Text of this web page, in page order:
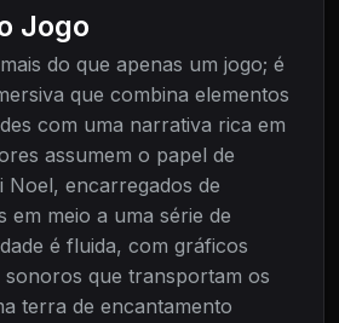
Jogo
do que apenas um jogo; é
que combina elementos
com uma narrativa rica em
assumem o papel de
Noel, encarregados de
em meio a uma série de
é fluida, com gráficos
que transportam os
terra de encantamento